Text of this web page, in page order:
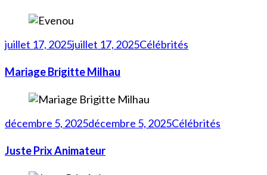
juillet 17, 2025juillet 17, 2025Célébrités
Mariage Brigitte Milhau
décembre 5, 2025décembre 5, 2025Célébrités
Juste Prix Animateur